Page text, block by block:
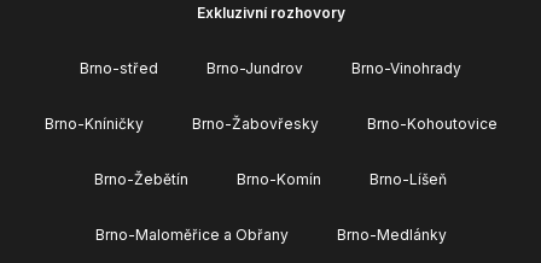
Exkluzivní rozhovory
Brno-střed Brno-Jundrov Brno-Vinohrady
Brno-Kníničky Brno-Žabovřesky Brno-Kohoutovice
Brno-Žebětín Brno-Komín Brno-Líšeň
Brno-Maloměřice a Obřany Brno-Medlánky